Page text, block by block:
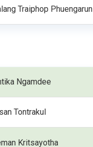
Traiphop Phuengarun
Ngamdee
Tontrakul
Kritsayotha